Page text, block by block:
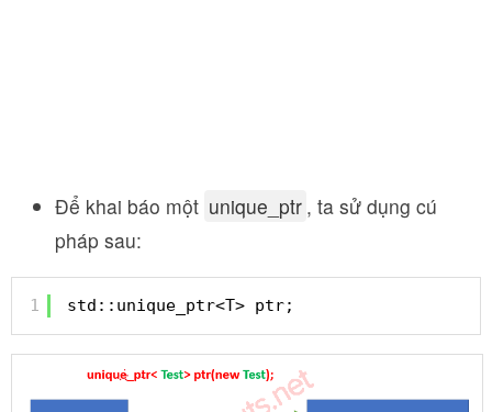
Để khai báo một unique_ptr , ta sử dụng cú
pháp sau:
1 std::unique_ptr<T> ptr;